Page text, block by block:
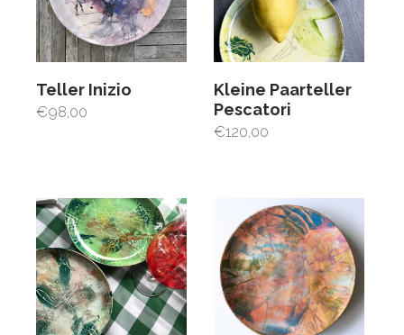
Teller Inizio
€98,00
Kleine Paarteller
Pescatori
€120,00